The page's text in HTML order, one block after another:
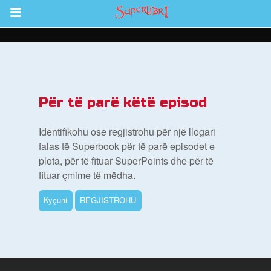
Return to Content
Për të parë këtë episod
Identifikohu ose regjistrohu për një llogari
falas të Superbook për të parë episodet e
plota, për të fituar SuperPoints dhe për të
fituar çmime të mëdha.
Kyçuni REGJISTROHU